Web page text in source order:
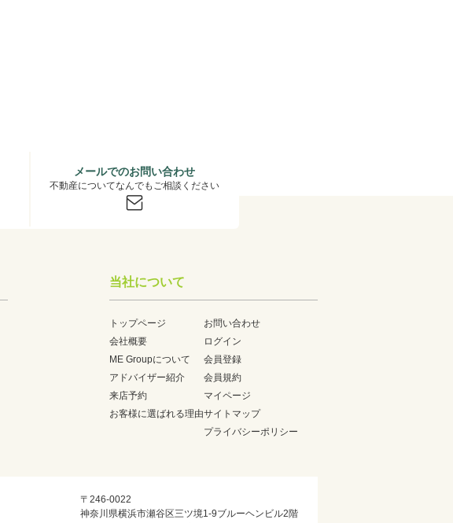
メールでのお問い合わせ
不動産についてなんでもご相談ください
当社について
トップページ
会社概要
ME Groupについて
アドバイザー紹介
来店予約
お客様に選ばれる理由
お問い合わせ
ログイン
会員登録
会員規約
マイページ
サイトマップ
プライバシーポリシー
〒246-0022
神奈川県横浜市瀬谷区三ツ境1-9ブルーヘンビル2階